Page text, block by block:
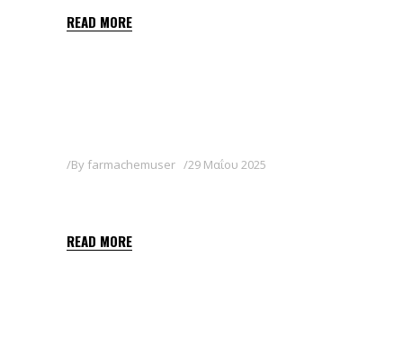
READ MORE
By farmachemuser 29 Μαΐου 2025
READ MORE